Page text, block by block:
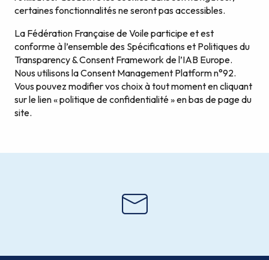
certaines fonctionnalités ne seront pas accessibles.
La Fédération Française de Voile participe et est
conforme à l’ensemble des Spécifications et Politiques du
Transparency & Consent Framework de l’IAB Europe.
Nous utilisons la Consent Management Platform n°92.
Vous pouvez modifier vos choix à tout moment en cliquant
sur le lien « politique de confidentialité » en bas de page du
site.